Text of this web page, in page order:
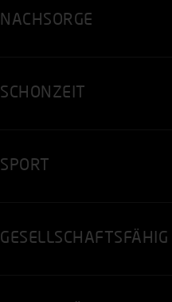
NACHSORGE
SCHONZEIT
SPORT
GESELLSCHAFTSFÄHIG